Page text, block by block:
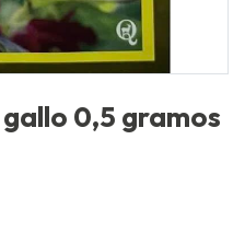
0,5 gramos